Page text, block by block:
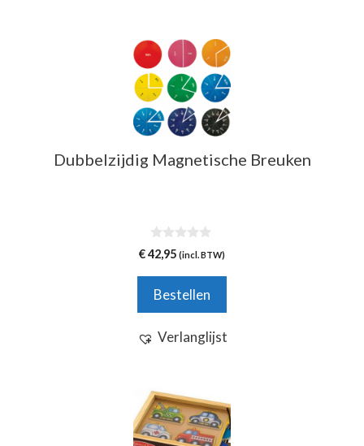
Dubbelzijdig Magnetische Breuken
0
v
5
€42,95 (incl. BTW)
Bestellen
Verlanglijst